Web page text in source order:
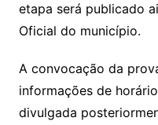
etapa será publicado
Oficial do município.
A convocação da
informações de
divulgada